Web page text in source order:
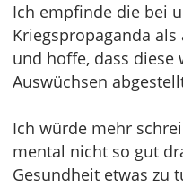
Ich empfinde die bei
Kriegspropaganda
und hoffe, dass diese
Auswüchsen
Ich würde mehr
mental nicht so gut
Gesundheit etwas zu